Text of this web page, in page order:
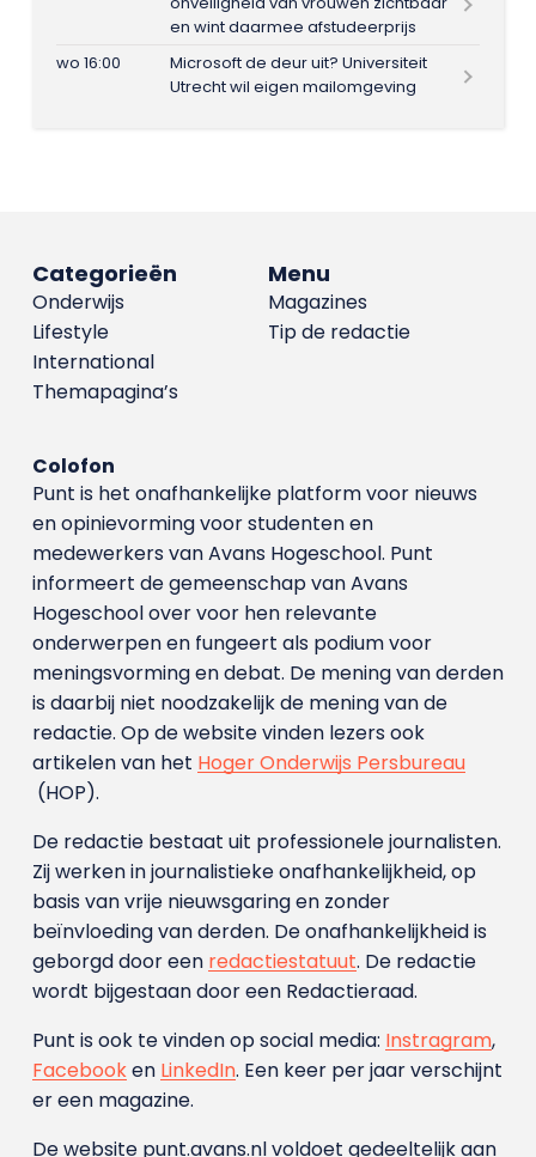
en wint daarmee afstudeerprijs
wo 16:00
Microsoft de deur uit? Universiteit
Utrecht wil eigen mailomgeving
Menu
Magazines
Tip de redactie
Categorieën
Onderwijs
Lifestyle
International
Themapagina’s
Colofon
Punt is het onafhankelijke platform voor nieuws
en opinievorming voor studenten en
medewerkers van Avans Hoge­school. Punt
informeert de gemeenschap van Avans
Hogeschool over voor hen relevante
onderwerpen en fungeert als podium voor
meningsvorming en debat. De mening van derden
is daarbij niet noodzakelijk de mening van de
redactie. Op de website vinden lezers ook
artikelen van het Hoger Onderwijs Persbureau
(HOP).
De redactie bestaat uit professionele journalisten.
Zij werken in journalistieke onafhankelijkheid, op
basis van vrije nieuwsgaring en zonder
beïnvloeding van derden. De onafhankelijkheid is
geborgd door een redactiestatuut. De redactie
wordt bijgestaan door een Redactieraad.
Punt is ook te vinden op social media: Instragram,
Facebooken LinkedIn. Een keer per jaar verschijnt
er een magazine.
De website punt.avans.nl voldoet gedeeltelijk aan